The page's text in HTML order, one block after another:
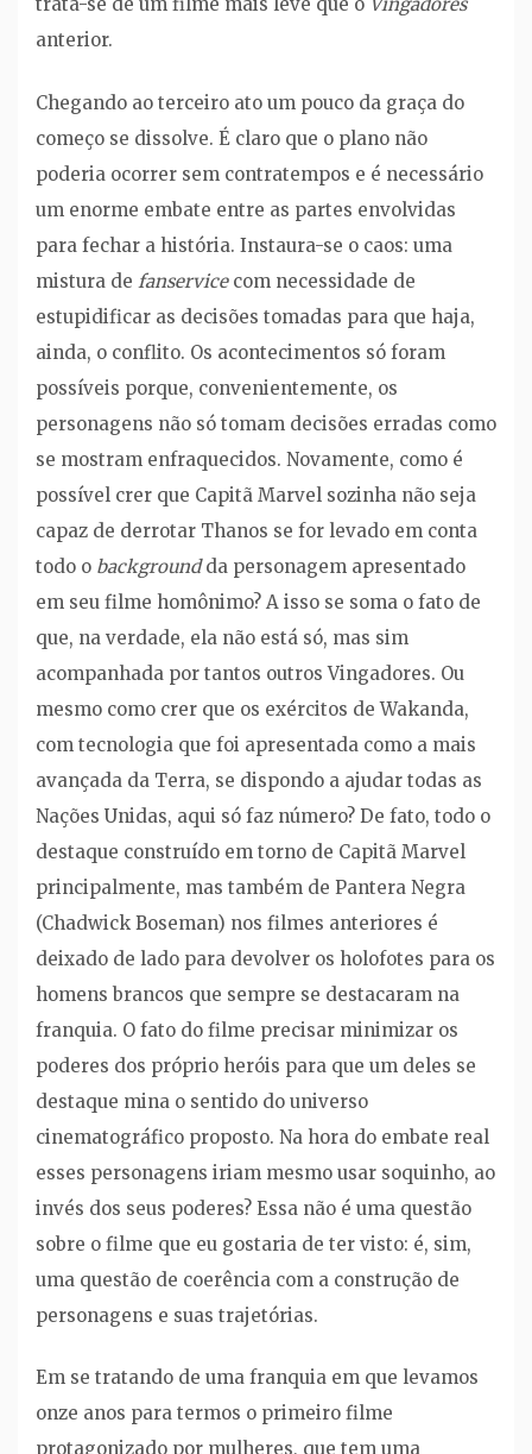
trata-se de um filme mais leve que o Vingadores
anterior.
Chegando ao terceiro ato um pouco da graça do
começo se dissolve. É claro que o plano não
poderia ocorrer sem contratempos e é necessário
um enorme embate entre as partes envolvidas
para fechar a história. Instaura-se o caos: uma
mistura de fanservicecom necessidade de
estupidificar as decisões tomadas para que haja,
ainda, o conflito. Os acontecimentos só foram
possíveis porque, convenientemente, os
personagens não só tomam decisões erradas como
se mostram enfraquecidos. Novamente, como é
possível crer que Capitã Marvel sozinha não seja
capaz de derrotar Thanos se for levado em conta
todo o backgroundda personagem apresentado
em seu filme homônimo? A isso se soma o fato de
que, na verdade, ela não está só, mas sim
acompanhada por tantos outros Vingadores. Ou
mesmo como crer que os exércitos de Wakanda,
com tecnologia que foi apresentada como a mais
avançada da Terra, se dispondo a ajudar todas as
Nações Unidas, aqui só faz número? De fato, todo o
destaque construído em torno de Capitã Marvel
principalmente, mas também de Pantera Negra
(Chadwick Boseman) nos filmes anteriores é
deixado de lado para devolver os holofotes para os
homens brancos que sempre se destacaram na
franquia. O fato do filme precisar minimizar os
poderes dos próprio heróis para que um deles se
destaque mina o sentido do universo
cinematográfico proposto. Na hora do embate real
esses personagens iriam mesmo usar soquinho, ao
invés dos seus poderes? Essa não é uma questão
sobre o filme que eu gostaria de ter visto: é, sim,
uma questão de coerência com a construção de
personagens e suas trajetórias.
Em se tratando de uma franquia em que levamos
onze anos para termos o primeiro filme
protagonizado por mulheres, que tem uma